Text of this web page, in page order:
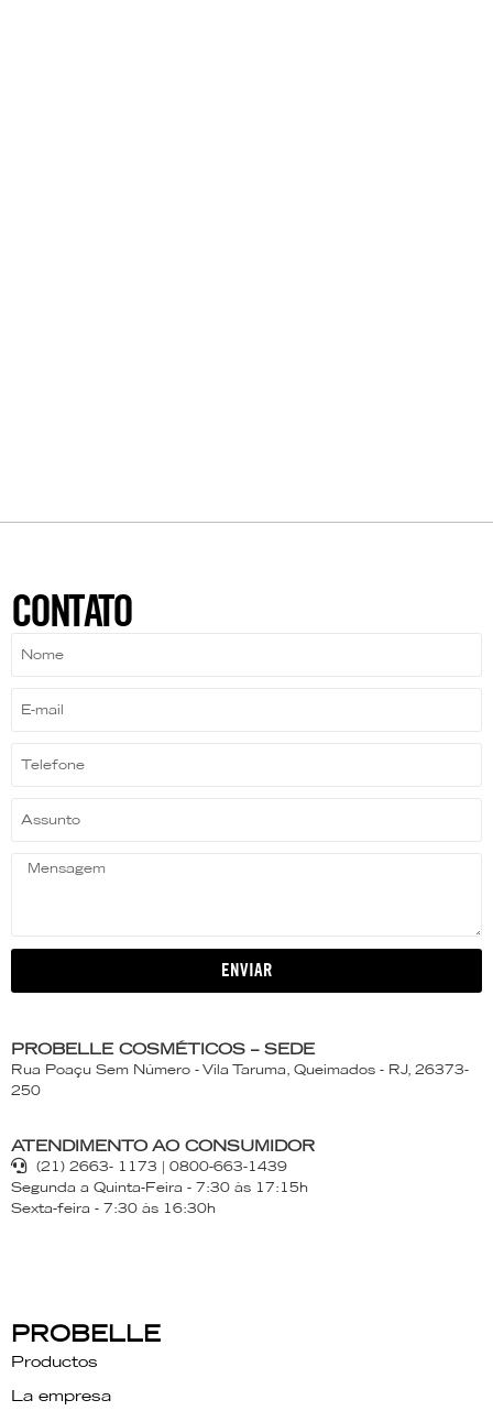
CONTATO
ENVIAR
PROBELLE COSMÉTICOS – SEDE
Rua Poaçu Sem Número - Vila Taruma, Queimados - RJ, 26373-
250
ATENDIMENTO AO CONSUMIDOR
(21) 2663- 1173 | 0800-663-1439
Segunda a Quinta-Feira - 7:30 às 17:15h
Sexta-feira - 7:30 às 16:30h
PROBELLE
Productos
La empresa